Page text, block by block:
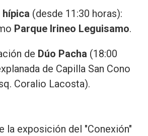
hípica (desde 11:30 horas):
Parque Irineo Leguisamo.
de Dúo Pacha (18:00
de Capilla San Cono
Coralio Lacosta).
la exposición del "Conexión"